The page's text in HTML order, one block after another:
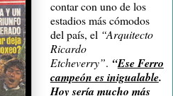
contar con uno de los
estadios más cómodos
del país, el “Arquitecto
Ricardo
Etcheverry”. “Ese Ferro
campeón es inigualable.
Hoy sería mucho más